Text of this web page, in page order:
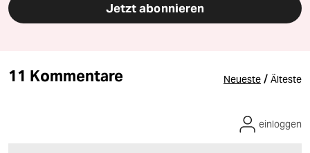
Jetzt abonnieren
11 Kommentare Neueste / Älteste
einloggen